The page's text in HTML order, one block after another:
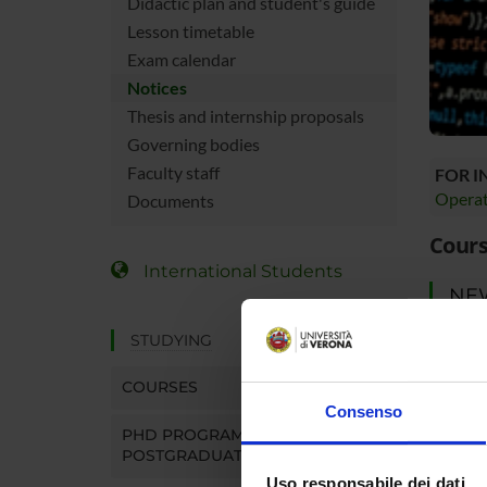
Consenso
Uso responsabile dei dati
Lesson timetable
Exam calendar
Notices
Thesis and internship proposals
Governing bodies
Faculty staff
Documents
International Students
STUDYING
COURSES
PHD PROGRAMMES AND
POSTGRADUATE TRAINING
FOR
There
your
You